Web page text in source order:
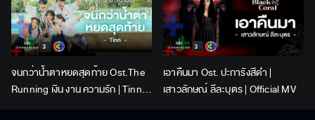
จนกว่าน้ำตาหยดสุดท้าย Ost.The
Running เงิน งาน ความรัก | Tinn |
เอาคืนมา Ost. ปะการังสีดำ |
เสาวลักษณ์ ลีละบุตร | Official MV